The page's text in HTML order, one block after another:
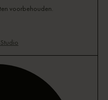
voorbehouden.